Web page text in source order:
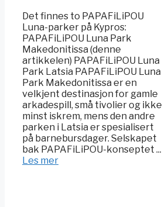
Det finnes to PAPAFiLiPOU
Luna-parker på Kypros:
PAPAFiLiPOU Luna Park
Makedonitissa (denne
artikkelen) PAPAFiLiPOU Luna
Park Latsia PAPAFiLiPOU Luna
Park Makedonitissa er en
velkjent destinasjon for gamle
arkadespill, små tivolier og ikke
minst iskrem, mens den andre
parken i Latsia er spesialisert
på barnebursdager. Selskapet
bak PAPAFiLiPOU-konseptet ...
Les mer